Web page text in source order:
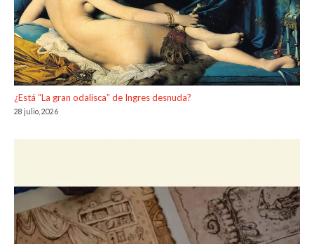
¿Está “La gran odalisca” de Ingres desnuda?
28 julio, 2026